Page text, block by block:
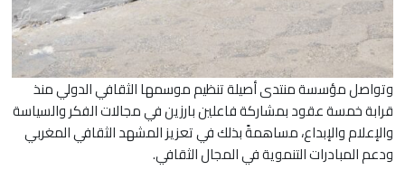
وتواصل مؤسسة منتدى أصيلة تنظيم موسمها الثقافي الدولي منذ
قرابة خمسة عقود بمشاركة فاعلين بارزين في مجالات الفكر والسياسة
والإعلام والإبداع، مساهمةً بذلك في تعزيز المشهد الثقافي المغربي
ودعم المبادرات التنموية في المجال الثقافي.